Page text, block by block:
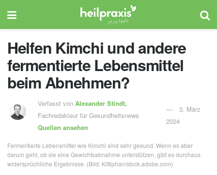
Helfen Kimchi und andere
fermentierte Lebensmittel
beim Abnehmen?
Verfasst von Alexander Stindt,
Fachredakteur für Gesundheitsnews
Quellen ansehen
3. März
2024
Fermentierte Lebensmittel wie Kimchi sind sehr gesund. Wenn es aber
darum geht, ob sie eine Gewichtsabnahme unterstützen, gibt es durchaus
widersprüchliche Ergebnisse. (Bild: Kittiphan/stock.adobe.com)